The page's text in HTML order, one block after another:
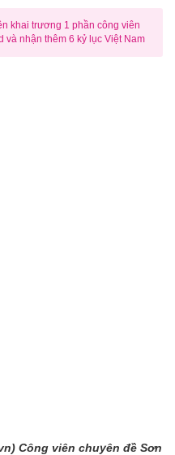
khai trương 1 phần công viên
và nhận thêm 6 kỷ lục Việt Nam
) Công viên chuyên đề Sơn